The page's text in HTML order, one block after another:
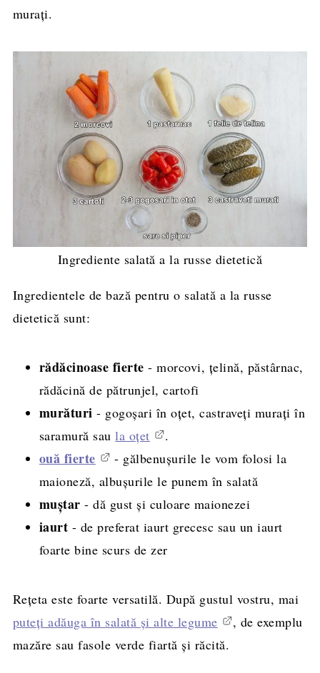
murați.
Ingrediente salată a la russe dietetică
Ingredientele de bază pentru o salată a la russe
dietetică sunt:
rădăcinoase fierte - morcovi, țelină, păstârnac,
rădăcină de pătrunjel, cartofi
murături- gogoșari în oțet, castraveți murați în
saramură saula oțet .
ouă fierte
- gălbenușurile le vom folosi la
maioneză, albușurile le punem în salată
muștar- dă gust și culoare maionezei
iaurt - de preferat iaurt grecesc sau un iaurt
foarte bine scurs de zer
Rețeta este foarte versatilă. După gustul vostru, mai
puteți adăuga în salată și alte legume
, de exemplu
mazăre sau fasole verde fiartă și răcită.